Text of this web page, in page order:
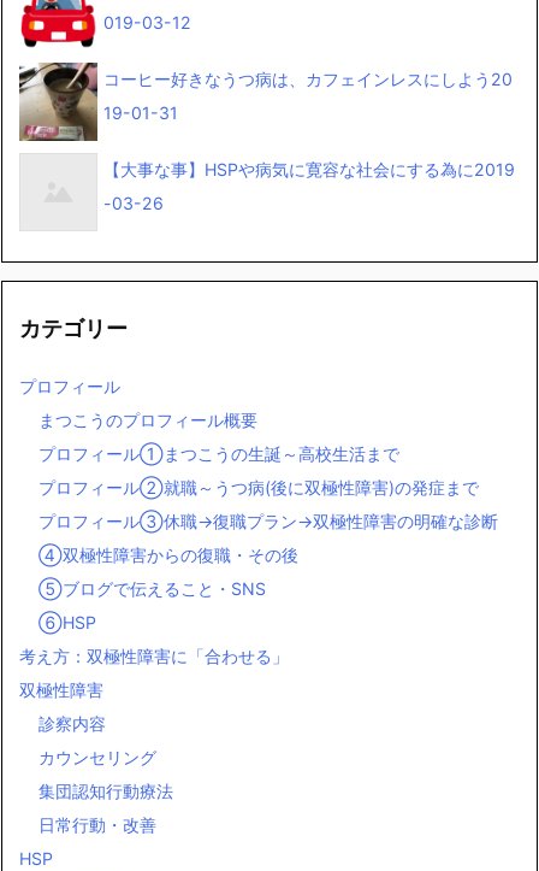
019-03-12
コーヒー好きなうつ病は、カフェインレスにしよう 20
19-01-31
【大事な事】HSPや病気に寛容な社会にする為に2019
-03-26
カテゴリー
プロフィール
まつこうのプロフィール概要
プロフィール①まつこうの生誕～高校生活まで
プロフィール②就職～うつ病(後に双極性障害)の発症まで
プロフィール③休職→復職プラン→双極性障害の明確な診断
④双極性障害からの復職・その後
⑤ブログで伝えること・SNS
⑥HSP
考え方：双極性障害に「合わせる」
双極性障害
診察内容
カウンセリング
集団認知行動療法
日常行動・改善
HSP